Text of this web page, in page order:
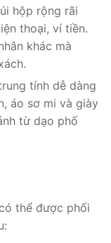
hộp rộng rãi
thoại, ví tiền.
khác mà
tính dễ dàng
áo sơ mi và giày
từ dạo phố
thể được phối